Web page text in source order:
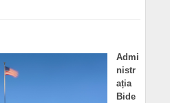
Admi
nistr
ația
Bide